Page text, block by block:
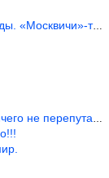
то из пер
не перепутали?